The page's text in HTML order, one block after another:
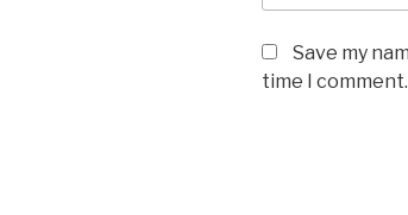
Save my
time I comment.